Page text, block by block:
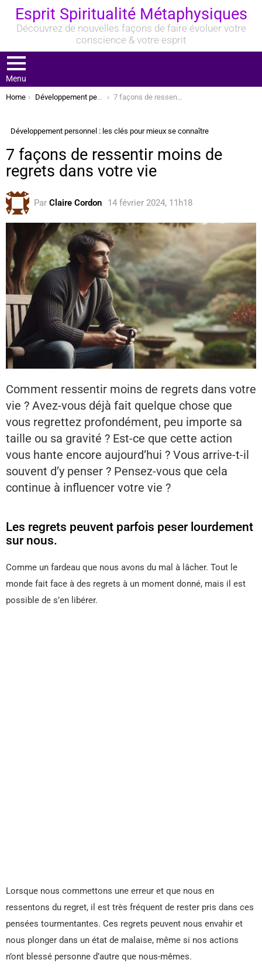
Esprit Spiritualité Métaphysiques
Découvrez de nouvelles façons de faire évoluer votre
conscience & votre esprit
Menu
You are here:
Home Développement personnel : les clés pour mieux se connaître 7 façons de ressentir moins de regrets dans votre vie
Développement personnel : les clés pour mieux se connaître
7 façons de ressentir moins de
regrets dans votre vie
Par Claire Cordon 14 février 2024, 11h18
Comment ressentir moins de regrets dans votre
vie ? Avez-vous déjà fait quelque chose que
vous regrettez profondément, peu importe sa
taille ou sa gravité ? Est-ce que cette action
vous hante encore aujourd’hui ? Vous arrive-t-il
souvent d’y penser ? Pensez-vous que cela
continue à influencer votre vie ?
Les regrets peuvent parfois peser lourdement
sur nous.
Comme un fardeau que nous avons du mal à lâcher. Tout le
monde fait face à des regrets à un moment donné, mais il est
possible de s’en libérer.
Lorsque nous commettons une erreur et que nous en
ressentons du regret, il est très fréquent de rester pris dans ces
pensées tourmentantes. Ces regrets peuvent nous envahir et
nous plonger dans un état de malaise, même si nos actions
n’ont blessé personne d’autre que nous-mêmes.